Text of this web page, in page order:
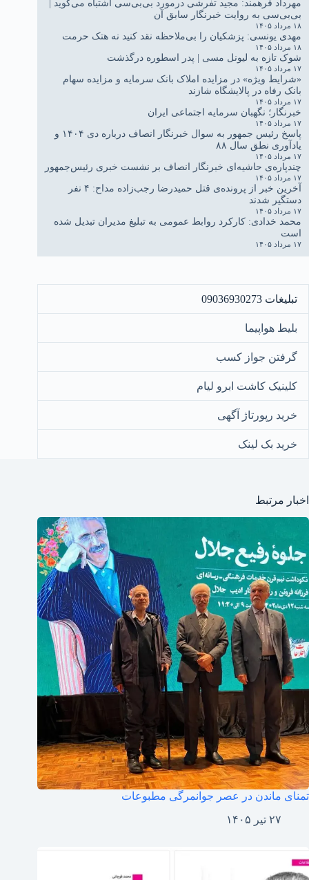
مهرداد فرهمند: مجید تفرشی درمورد بی‌بی‌سی اشتباه می‌گوید |
بی‌بی‌سی به روایت خبرنگار سابق آن
۱۸ مرداد ۱۴۰۵
مهدی یونسی: پزشکیان را بی‌ملاحظه نقد کنید نه هتک حرمت
۱۸ مرداد ۱۴۰۵
شوک تازه به لیونل مسی | پدر اسطوره درگذشت
۱۷ مرداد ۱۴۰۵
«شرایط ویژه» در مزایده املاک بانک سرمایه و مزایده سهام
بانک رفاه در پالایشگاه شازند
۱۷ مرداد ۱۴۰۵
خبرنگار؛ نگهبان سرمایه اجتماعی ایران
۱۷ مرداد ۱۴۰۵
پاسخ رئیس جمهور به سوال خبرنگار انصاف درباره دی ۱۴۰۴ و
یادآوری نطق سال ۸۸
۱۷ مرداد ۱۴۰۵
چندپاره‌ی حاشیه‌ای خبرنگار انصاف بر نشست خبری رئیس‌جمهور
۱۷ مرداد ۱۴۰۵
آخرین خبر از پرونده‌ی قتل حمیدرضا رجب‌زاده مداح: ۴ نفر
دستگیر شدند
۱۷ مرداد ۱۴۰۵
محمد خدادی: کارکرد روابط عمومی به تبلیغ مدیران تبدیل شده
است
۱۷ مرداد ۱۴۰۵
تبلیغات 09036930273
بلیط هواپیما
گرفتن جواز کسب
کلینیک کاشت ابرو لیام
خرید رپورتاژ آگهی
خرید بک لینک
اخبار مرتبط
تمنای ماندن در عصر جوانمرگی مطبوعات
۲۷ تیر ۱۴۰۵